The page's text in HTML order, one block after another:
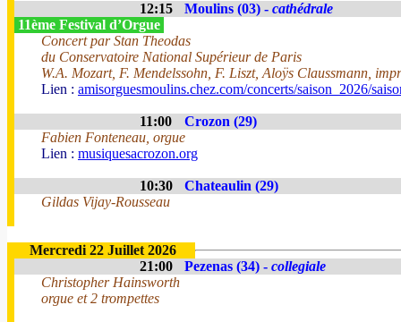
12:15 Moulins (03) - cathédrale
11ème Festival d’Orgue
Concert par Stan Theodas
du Conservatoire National Supérieur de Paris
W.A. Mozart, F. Mendelssohn, F. Liszt, Aloÿs Claussmann,
Lien : amisorguesmoulins.chez.com/concerts/saison_2026/
11:00
Crozon (29)
Fabien Fonteneau, orgue
Lien : musiquesacrozon.org
10:30
Chateaulin (29)
Gildas Vijay-Rousseau
Mercredi 22 Juillet 2026
21:00
Pezenas (34) - collegiale
Christopher Hainsworth
orgue et 2 trompettes